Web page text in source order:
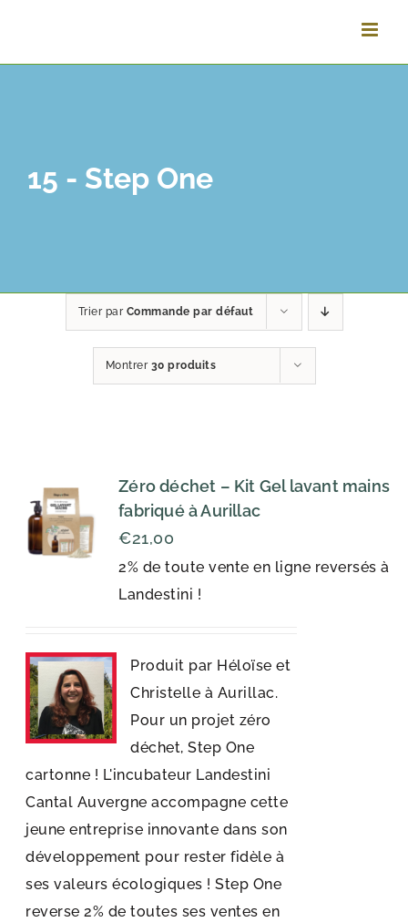
contenu
15 - Step One
Trier par Commande par défaut
Montrer 30 produits
Zéro déchet – Kit Gel lavant mains
fabriqué à Aurillac
2% de toute vente en ligne reversés à
Landestini !
€21,00
Produit par Héloïse et
Christelle à Aurillac.
Pour un projet zéro
déchet, Step One
cartonne ! L'incubateur Landestini
Cantal Auvergne accompagne cette
jeune entreprise innovante dans son
développement pour rester fidèle à
ses valeurs écologiques ! Step One
reverse 2% de toutes ses ventes en